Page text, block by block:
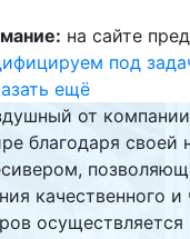
на сайте
под
ещё
от
благодаря
качественного